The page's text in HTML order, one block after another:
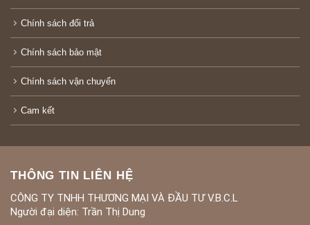
Chính sách đổi trả
Chính sách bảo mật
Chính sách vận chuyển
Cam kết
THÔNG TIN LIÊN HỆ
CÔNG TY TNHH THƯƠNG MẠI VÀ ĐẦU TƯ V.B.C.L
Người đại diện: Trần Thị Dung